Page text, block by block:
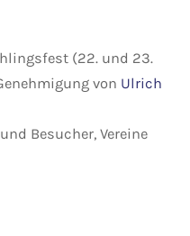
(22. und 23.
von Ulrich
Besucher, Vereine